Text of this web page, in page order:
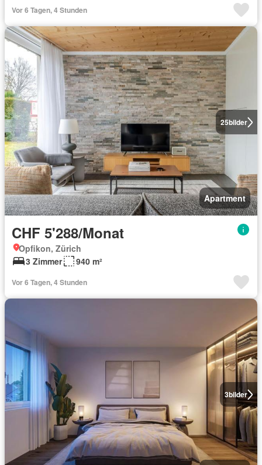
Vor 6 Tagen, 4 Stunden
25bilder
Apartment
CHF 5'288/Monat
Opfikon, Zürich
3 Zimmer
940 m²
Vor 6 Tagen, 4 Stunden
3bilder